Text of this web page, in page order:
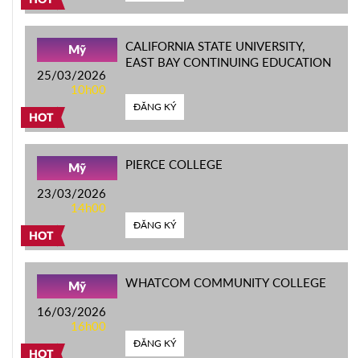
HOT
Mỹ
25/03/2026
10h00
CALIFORNIA STATE UNIVERSITY,
EAST BAY CONTINUING EDUCATION
ĐĂNG KÝ
HOT
Mỹ
23/03/2026
14h00
PIERCE COLLEGE
ĐĂNG KÝ
HOT
Mỹ
16/03/2026
16h00
WHATCOM COMMUNITY COLLEGE
ĐĂNG KÝ